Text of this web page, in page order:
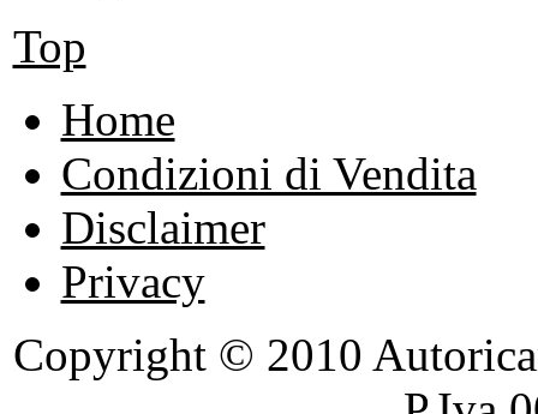
Top
Home
Condizioni di Vendita
Disclaimer
Privacy
Copyright © 2010